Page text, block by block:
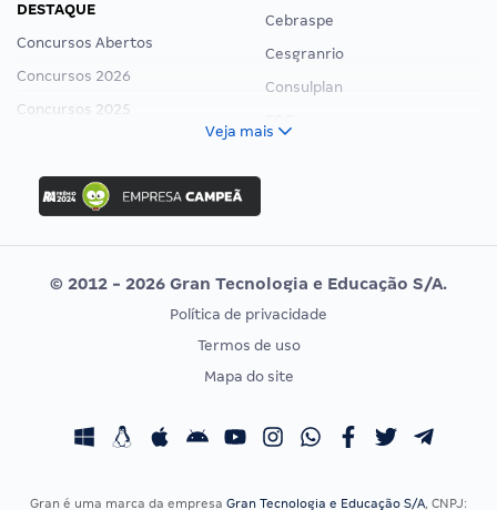
DESTAQUE
Concursos Abertos
Concursos 2026
Concursos 2025
Concurso Ibama
Concurso MPU
Editais publicados
Cebraspe
Cesgranrio
Consulplan
Vunesp
CONCURSOS POR PROFISSÃO
Concursos Fiscais
EXAME DE ORDEM
Calendário OAB
Veja mais
© 2012 - 2026 Gran Tecnologia e Educação S/A.
Política de privacidade
Termos de uso
Mapa do site
Gran é uma marca da empresa Gran Tecnologia e Educação S/A, CNPJ: